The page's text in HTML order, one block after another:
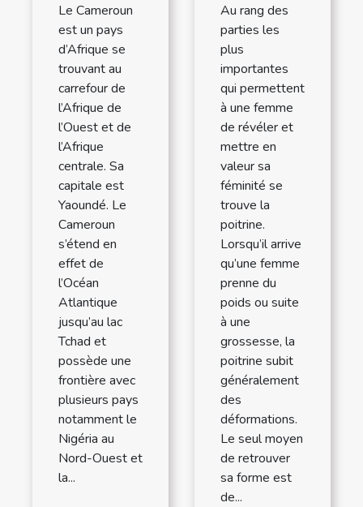
Le Cameroun
est un pays
d’Afrique se
trouvant au
carrefour de
l’Afrique de
l’Ouest et de
l’Afrique
centrale. Sa
capitale est
Yaoundé. Le
Cameroun
s’étend en
effet de
l’Océan
Atlantique
jusqu’au lac
Tchad et
possède une
frontière avec
plusieurs pays
notamment le
Nigéria au
Nord-Ouest et
la...
Au rang des
parties les
plus
importantes
qui permettent
à une femme
de révéler et
mettre en
valeur sa
féminité se
trouve la
poitrine.
Lorsqu’il arrive
qu’une femme
prenne du
poids ou suite
à une
grossesse, la
poitrine subit
généralement
des
déformations.
Le seul moyen
de retrouver
sa forme est
de...